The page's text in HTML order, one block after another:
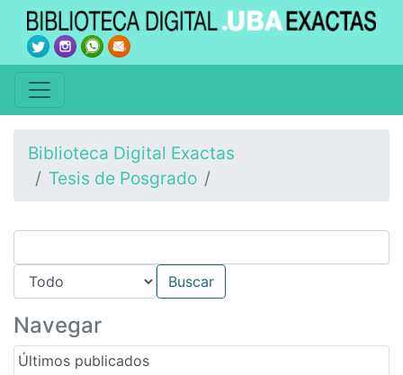
Biblioteca Digital Exactas
Tesis de Posgrado
Navegar
Últimos publicados